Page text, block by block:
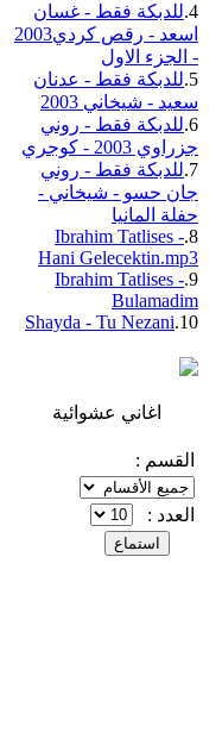
4. للدبكة فقط - غسان
اسعد - رقص كردي2003
- الجزء الاول
5. للدبكة فقط - عدنان
سعيد - شيخاني 2003
6. للدبكة فقط - روني
جزراوي 2003 - كوجري
7. للدبكة فقط - روني
جان حسو - شيخاني -
حفلة المانيا
8.
Ibrahim Tatlises -
Hani Gelecektin.mp3
9.
Ibrahim Tatlises -
Bulamadim
10.
Shayda - Tu Nezani
اغاني عشوائية
القسم :
العدد :